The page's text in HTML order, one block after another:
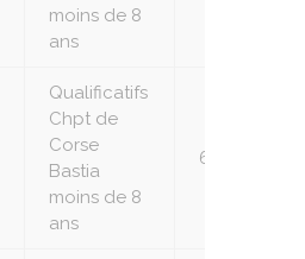
moins de 8
ans
Qualificatifs
Chpt de
Corse
Bastia
moins de 8
ans
6